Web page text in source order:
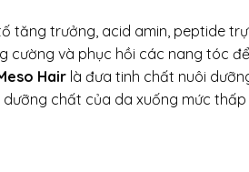
tăng trưởng, acid amin, peptide
cường và phục hồi các nang tóc
Hairlà đưa tinh chất nuôi
chất của da xuống mức thấp